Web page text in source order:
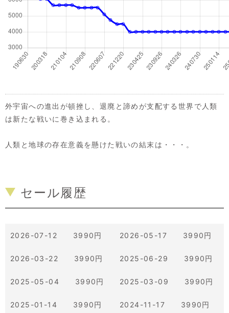
外宇宙への進出が頓挫し、退廃と諦めが支配する世界で人類
は新たな戦いに巻き込まれる。
人類と地球の存在意義を懸けた戦いの結末は・・・。
セール履歴
2026-07-12 3990円 2026-05-17 3990円
2026-03-22 3990円 2025-06-29 3990円
2025-05-04 3990円 2025-03-09 3990円
2025-01-14 3990円 2024-11-17 3990円